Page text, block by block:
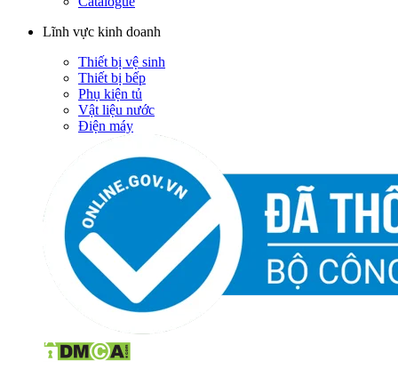
Lĩnh vực kinh doanh
Thiết bị vệ sinh
Thiết bị bếp
Phụ kiện tủ
Vật liệu nước
Điện máy